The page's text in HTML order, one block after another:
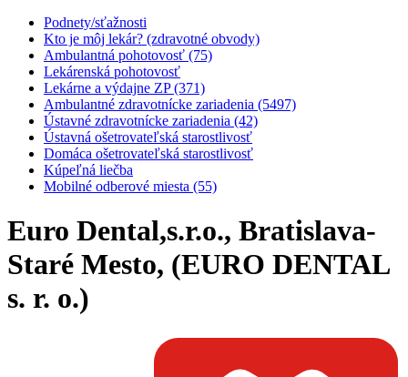
Podnety/sťažnosti
Kto je môj lekár? (zdravotné obvody)
Ambulantná pohotovosť (75)
Lekárenská pohotovosť
Lekárne a výdajne ZP (371)
Ambulantné zdravotnícke zariadenia (5497)
Ústavné zdravotnícke zariadenia (42)
Ústavná ošetrovateľská starostlivosť
Domáca ošetrovateľská starostlivosť
Kúpeľná liečba
Mobilné odberové miesta (55)
Euro Dental,s.r.o., Bratislava-
Staré Mesto, (EURO DENTAL
s. r. o.)